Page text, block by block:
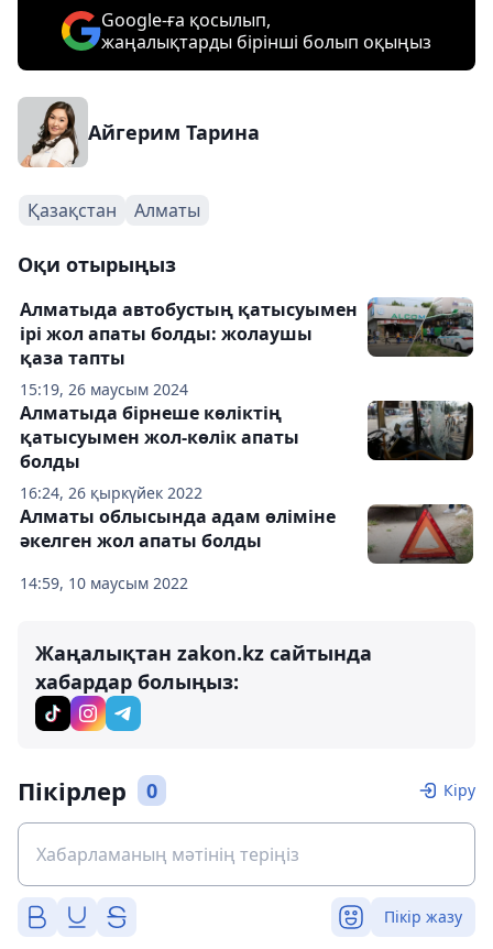
Google-ға қосылып,
жаңалықтарды бірінші болып оқыңыз
Айгерим Тарина
Қазақстан Алматы
Оқи отырыңыз
15:19, 26 маусым 2024
Алматыда автобустың қатысуымен
ірі жол апаты болды: жолаушы
қаза тапты
16:24, 26 қыркүйек 2022
Алматыда бірнеше көліктің
қатысуымен жол-көлік апаты
болды
14:59, 10 маусым 2022
Алматы облысында адам өліміне
әкелген жол апаты болды
Жаңалықтан zakon.kz сайтында
хабардар болыңыз:
Пікірлер 0 Кіру
Пікір жазу